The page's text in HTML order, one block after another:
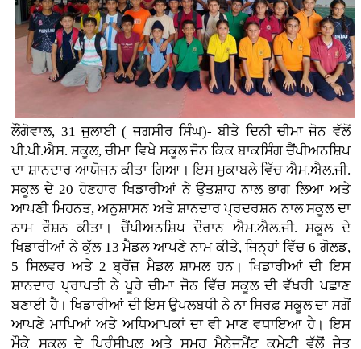
ਲੌਂਗੋਵਾਲ, 31 ਜੁਲਾਈ ( ਜਗਸੀਰ ਸਿੰਘ)- ਬੀਤੇ ਦਿਨੀ ਚੀਮਾ ਜੋਨ ਵੱਲੋਂ
ਪੀ.ਪੀ.ਐਸ. ਸਕੂਲ, ਚੀਮਾ ਵਿਖੇ ਸਕੂਲ ਜੋਨ ਕਿਕ ਬਾਕਸਿੰਗ ਚੈਂਪੀਅਨਸ਼ਿਪ
ਦਾ ਸ਼ਾਨਦਾਰ ਆਯੋਜਨ ਕੀਤਾ ਗਿਆ। ਇਸ ਮੁਕਾਬਲੇ ਵਿੱਚ ਐਮ.ਐਲ.ਜੀ.
ਸਕੂਲ ਦੇ 20 ਹੋਣਹਾਰ ਖਿਡਾਰੀਆਂ ਨੇ ਉਤਸ਼ਾਹ ਨਾਲ ਭਾਗ ਲਿਆ ਅਤੇ
ਆਪਣੀ ਮਿਹਨਤ, ਅਨੁਸ਼ਾਸਨ ਅਤੇ ਸ਼ਾਨਦਾਰ ਪ੍ਰਦਰਸ਼ਨ ਨਾਲ ਸਕੂਲ ਦਾ
ਨਾਮ ਰੌਸ਼ਨ ਕੀਤਾ। ਚੈਂਪੀਅਨਸ਼ਿਪ ਦੌਰਾਨ ਐਮ.ਐਲ.ਜੀ. ਸਕੂਲ ਦੇ
ਖਿਡਾਰੀਆਂ ਨੇ ਕੁੱਲ 13 ਮੈਡਲ ਆਪਣੇ ਨਾਮ ਕੀਤੇ, ਜਿਨ੍ਹਾਂ ਵਿੱਚ 6 ਗੋਲਡ,
5 ਸਿਲਵਰ ਅਤੇ 2 ਬ੍ਰੋਂਜ਼ ਮੈਡਲ ਸ਼ਾਮਲ ਹਨ। ਖਿਡਾਰੀਆਂ ਦੀ ਇਸ
ਸ਼ਾਨਦਾਰ ਪ੍ਰਾਪਤੀ ਨੇ ਪੂਰੇ ਚੀਮਾ ਜੋਨ ਵਿੱਚ ਸਕੂਲ ਦੀ ਵੱਖਰੀ ਪਛਾਣ
ਬਣਾਈ ਹੈ। ਖਿਡਾਰੀਆਂ ਦੀ ਇਸ ਉਪਲਬਧੀ ਨੇ ਨਾ ਸਿਰਫ਼ ਸਕੂਲ ਦਾ ਸਗੋਂ
ਆਪਣੇ ਮਾਪਿਆਂ ਅਤੇ ਅਧਿਆਪਕਾਂ ਦਾ ਵੀ ਮਾਣ ਵਧਾਇਆ ਹੈ। ਇਸ
ਮੌਕੇ ਸਕੂਲ ਦੇ ਪ੍ਰਿੰਸੀਪਲ ਅਤੇ ਸਮੂਹ ਮੈਨੇਜਮੈਂਟ ਕਮੇਟੀ ਵੱਲੋਂ ਜੇਤੂ